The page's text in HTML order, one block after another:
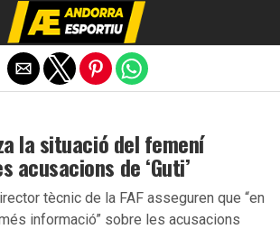
la situació del femení
acusacions de ‘Guti’
tècnic de la FAF asseguren que “en
informació” sobre les acusacions
Exit mobile version